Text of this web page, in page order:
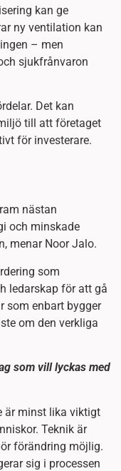
kan ge
ny ventilation kan
– men
sjukfrånvaron
Det kan
till att företaget
för investerare.
nästan
och minskade
menar Noor Jalo.
som
ledarskap för att gå
som enbart bygger
om den verkliga
som vill lyckas med
är minst lika viktigt
Teknik är
förändring möjlig.
sig i processen